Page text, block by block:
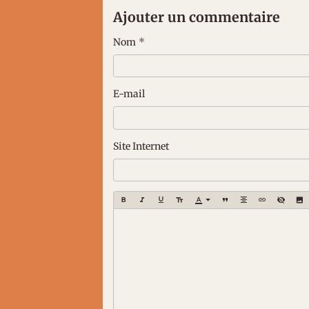
Ajouter un commentaire
Nom
E-mail
Site Internet